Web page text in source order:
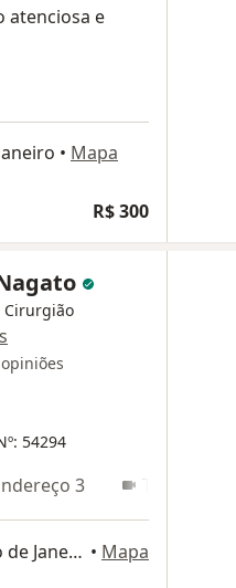
atenciosa e
• Mapa
R$ 300
Cirurgião
54294
3 Teleconsulta
Avenida das Américas 8585, Rio de Janeiro • Mapa